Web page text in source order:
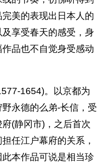
美的表现出日本人的
享受春天的感受，身
品也不自觉身受感动
1654)。以京都为
永德的么弟-长信，受
(静冈市)，之后首次
任江户幕府的关系，
本作品可说是相当珍